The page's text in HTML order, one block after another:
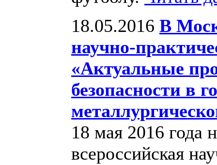
18.05.2016 В
научно-
«Актуальные
безопасности в
18 мая 2016 года
всероссийская